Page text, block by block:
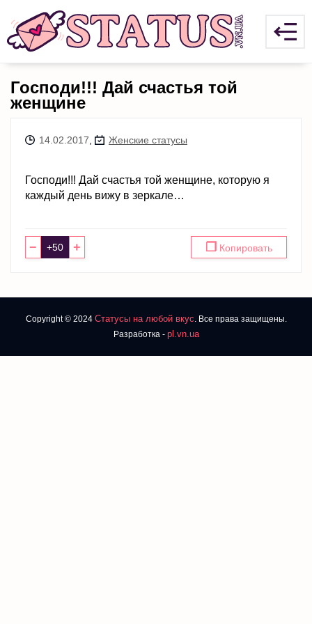
Господи!!! Дай счастья той
женщине
14.02.2017 Женские статусы
Господи!!! Дай счастья той женщине, которую я
каждый день вижу в зеркале…
− + ❐ Копировать
Copyright © 2024 Статусы на любой вкус. Все права защищены.
Разработка - pl.vn.ua